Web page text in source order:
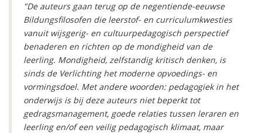
"De auteurs gaan terug op de negentiende-eeuwse
Bildungsfilosofen die leerstof- en curriculumkwesties
vanuit wijsgerig- en cultuurpedagogisch perspectief
benaderen en richten op de mondigheid van de
leerling. Mondigheid, zelfstandig kritisch denken, is
sinds de Verlichting het moderne opvoedings- en
vormingsdoel. Met andere woorden: pedagogiek in het
onderwijs is bij deze auteurs niet beperkt tot
gedragsmanagement, goede relaties tussen leraren en
leerling en/of een veilig pedagogisch klimaat, maar